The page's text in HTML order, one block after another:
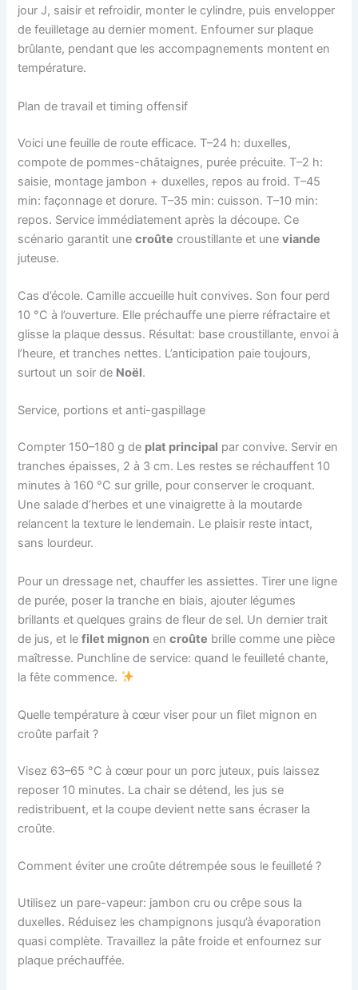
jour J, saisir et refroidir, monter le cylindre, puis envelopper
de feuilletage au dernier moment. Enfourner sur plaque
brûlante, pendant que les accompagnements montent en
température.
Plan de travail et timing offensif
Voici une feuille de route efficace. T–24 h: duxelles,
compote de pommes-châtaignes, purée précuite. T–2 h:
saisie, montage jambon + duxelles, repos au froid. T–45
min: façonnage et dorure. T–35 min: cuisson. T–10 min:
repos. Service immédiatement après la découpe. Ce
scénario garantit unecroûte croustillante et uneviande
juteuse.
Cas d’école. Camille accueille huit convives. Son four perd
10 °C à l’ouverture. Elle préchauffe une pierre réfractaire et
glisse la plaque dessus. Résultat: base croustillante, envoi à
l’heure, et tranches nettes. L’anticipation paie toujours,
surtout un soir de Noël.
Service, portions et anti-gaspillage
Compter 150–180 g de plat principal par convive. Servir en
tranches épaisses, 2 à 3 cm. Les restes se réchauffent 10
minutes à 160 °C sur grille, pour conserver le croquant.
Une salade d’herbes et une vinaigrette à la moutarde
relancent la texture le lendemain. Le plaisir reste intact,
sans lourdeur.
Pour un dressage net, chauffer les assiettes. Tirer une ligne
de purée, poser la tranche en biais, ajouter légumes
brillants et quelques grains de fleur de sel. Un dernier trait
de jus, et lefilet mignon encroûte brille comme une pièce
maîtresse. Punchline de service: quand le feuilleté chante,
la fête commence.
Quelle température à cœur viser pour un filet mignon en
croûte parfait ?
Visez 63–65 °C à cœur pour un porc juteux, puis laissez
reposer 10 minutes. La chair se détend, les jus se
redistribuent, et la coupe devient nette sans écraser la
croûte.
Comment éviter une croûte détrempée sous le feuilleté ?
Utilisez un pare-vapeur: jambon cru ou crêpe sous la
duxelles. Réduisez les champignons jusqu’à évaporation
quasi complète. Travaillez la pâte froide et enfournez sur
plaque préchauffée.